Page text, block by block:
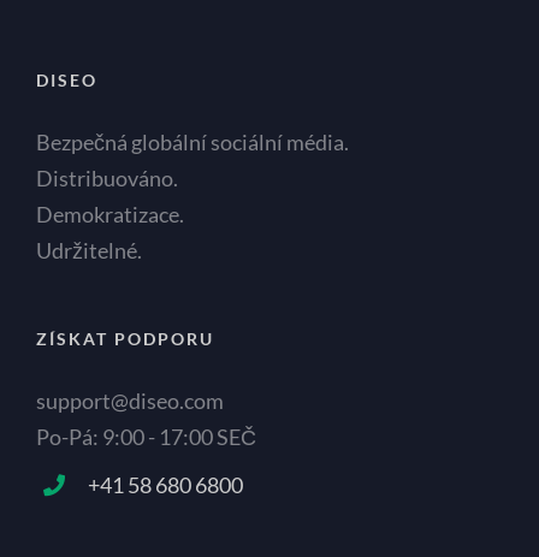
DISEO
Bezpečná globální sociální média.
Distribuováno.
Demokratizace.
Udržitelné.
ZÍSKAT PODPORU
support@diseo.com
Po-Pá: 9:00 - 17:00 SEČ
+41 58 680 6800